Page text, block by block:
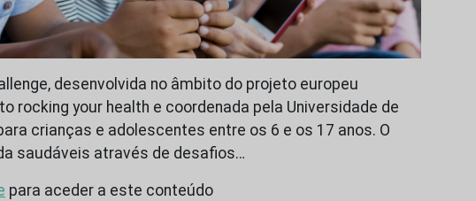
desenvolvida no âmbito do projeto europeu
rocking your health e coordenada pela Universidade de
crianças e adolescentes entre os 6 e os 17 anos. O
saudáveis através de desafios…
para aceder a este conteúdo